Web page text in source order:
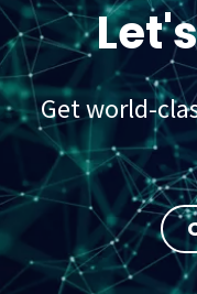
Get world-